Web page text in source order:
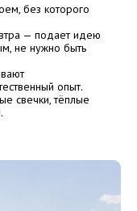
без которого
— подает идею
не нужно быть
опыт.
свечки, тёплые